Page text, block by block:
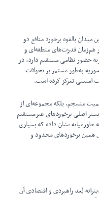
بالقوه برخورد منافع دو
قدرت‌های منطقه‌ای و
حضور نظامی مستقیم دارد، در
به‌طور مستمر بر تحولات
تمرکز کرده است.
منسجم، بلکه مجموعه‌ای از
اصلی برخوردهای غیرمستقیم
نشان داده که بسیاری
همین برخوردهای محدود و
بُعد راهبردی و اقتصادی آن